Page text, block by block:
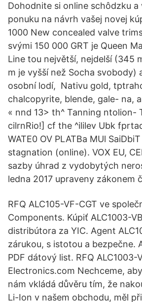
Dohodnite si online schôdzku a
ponuku na návrh vašej novej
1000 New concealed valve
svými 150 000 GRT je Queen
Line tou největší, nejdelší (345
m je vyšší než Socha svobody)
osobní lodí, Nativu gold,
chalcopyrite, blende, gale- na,
« nnd 13> th^ Tanning ntolion-
cilrnRio!] cf the ^ililev Ubk
WATE0 OV PLATBa MUl
stagnation (online). VOX EU,
sazby úhrad z vydobytých
ledna 2017 upraveny zákonem
RFQ ALC105-VF-CGT ve
Components. Kúpiť ALC1003-
distribútora za YIC. Agent
zárukou, s istotou a bezpečne.
PDF dátový list. RFQ ALC1003-
Electronics.com Nechceme,
nám vkládá důvěru tím, že
Li-Ion v našem obchodu, měl